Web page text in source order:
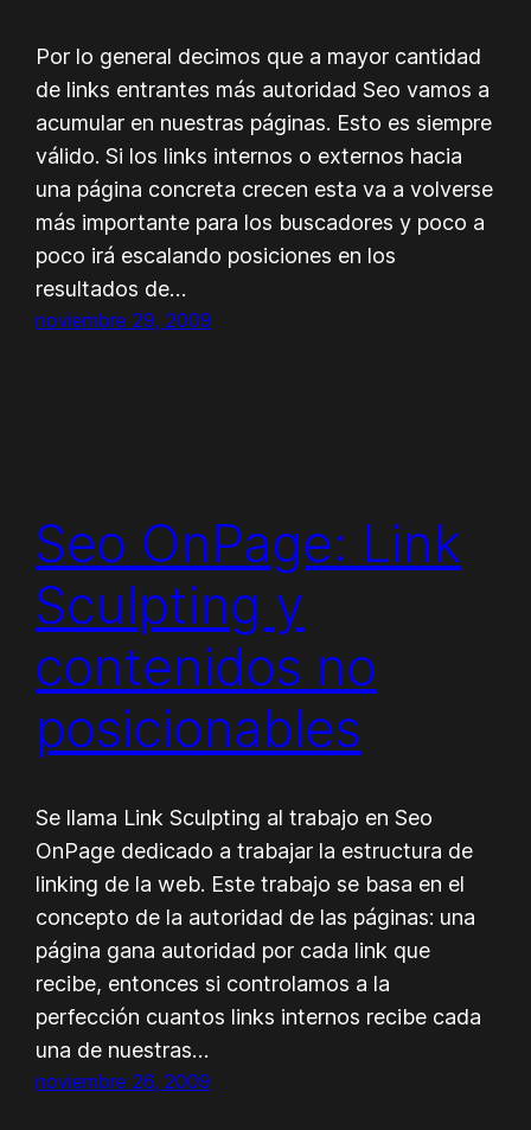
Por lo general decimos que a mayor cantidad
de links entrantes más autoridad Seo vamos a
acumular en nuestras páginas. Esto es siempre
válido. Si los links internos o externos hacia
una página concreta crecen esta va a volverse
más importante para los buscadores y poco a
poco irá escalando posiciones en los
resultados de…
noviembre 29, 2009
Seo OnPage: Link
Sculpting y
contenidos no
posicionables
Se llama Link Sculpting al trabajo en Seo
OnPage dedicado a trabajar la estructura de
linking de la web. Este trabajo se basa en el
concepto de la autoridad de las páginas: una
página gana autoridad por cada link que
recibe, entonces si controlamos a la
perfección cuantos links internos recibe cada
una de nuestras…
noviembre 26, 2009